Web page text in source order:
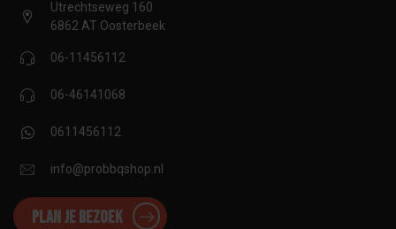
Utrechtseweg 160
6862 AT Oosterbeek
06-11456112
06-46141068
0611456112
info@probbqshop.nl
Plan je bezoek